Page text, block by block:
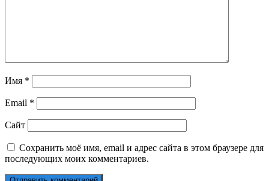
Имя *
Email *
Сайт
Сохранить моё имя, email и адрес сайта в этом браузере для
последующих моих комментариев.